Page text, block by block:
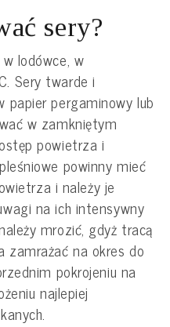
sery?
lodówce, w
Sery twarde i
papier pergaminowy lub
w zamkniętym
powietrza i
powinny mieć
i należy je
na ich intensywny
mrozić, gdyż tracą
zamrażać na okres do
pokrojeniu na
najlepiej